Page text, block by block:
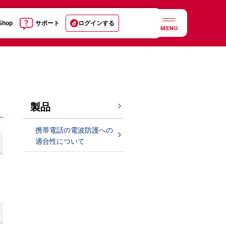
サポート ログインする
MENU
製品
携帯電話の電波防護への
適合性について